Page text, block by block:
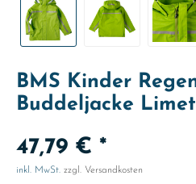
BMS Kinder
Buddeljacke
47,79 € *
inkl. MwSt. zzgl. Versandkosten